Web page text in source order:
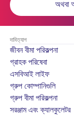
অথবা
দাবিত্যাগ
জীবন বীমা পরিকল্পনা
গ্রাহক পরিষেবা
এসবিআই লাইফ
গ্রুপ কোম্পানিগুলি
গ্রুপ বীমা পরিকল্পনা
সরঞ্জাম এবং ক্যালকুলেটর